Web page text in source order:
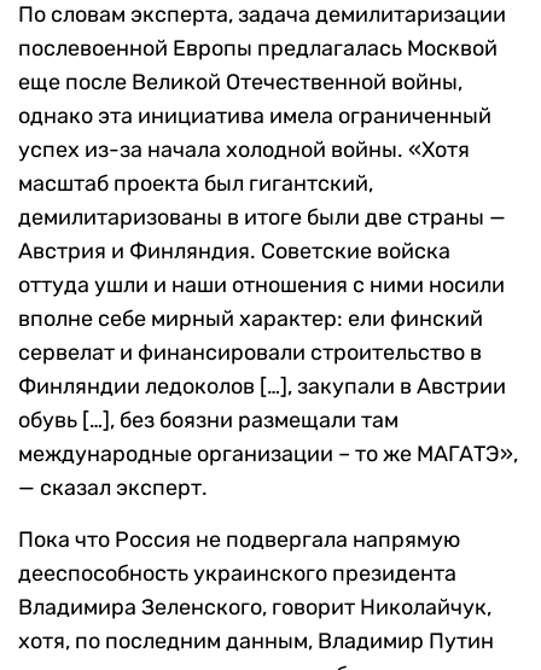
По словам эксперта, задача демилитаризации
послевоенной Европы предлагалась Москвой
еще после Великой Отечественной войны,
однако эта инициатива имела ограниченный
успех из-за начала холодной войны. «Хотя
масштаб проекта был гигантский,
демилитаризованы в итоге были две страны —
Австрия и Финляндия. Советские войска
оттуда ушли и наши отношения с ними носили
вполне себе мирный характер: ели финский
сервелат и финансировали строительство в
Финляндии ледоколов […], закупали в Австрии
обувь […], без боязни размещали там
международные организации – то же МАГАТЭ»,
— сказал эксперт.
Пока что Россия не подвергала напрямую
дееспособность украинского президента
Владимира Зеленского, говорит Николайчук,
хотя, по последним данным, Владимир Путин